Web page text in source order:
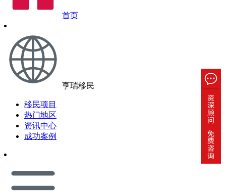
首页
亨瑞移民
移民项目
热门地区
资讯中心
成功案例